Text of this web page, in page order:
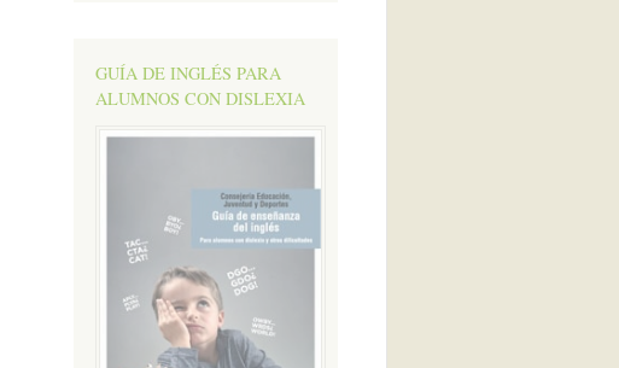
GUÍA DE INGLÉS PARA
ALUMNOS CON DISLEXIA